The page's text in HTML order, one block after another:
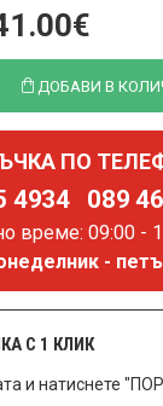
ДОБАВИ В
ПО
4934 089
време: 09:00 -
-
С 1 КЛИК
и натиснете